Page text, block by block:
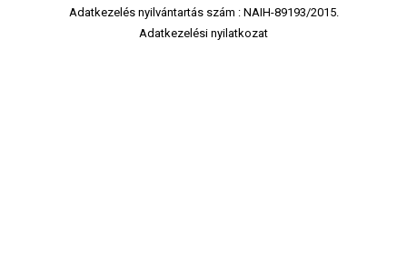
Adatkezelés nyilvántartás szám : NAIH-89193/2015.
Adatkezelési nyilatkozat